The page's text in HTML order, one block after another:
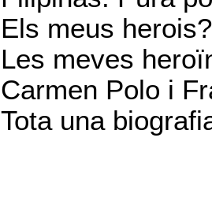
Els meus
Les meves
Carmen Polo i
Tota una